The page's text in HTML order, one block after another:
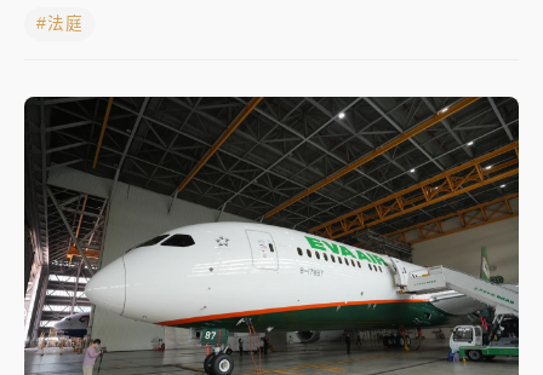
女律師陳昱瑄詐慈濟10億！黃金158kg遭查扣畫面曝光
旅局回應了
中信慈善基金會想增加董事人數！辜仲諒向法院聲請遭
駁 理由曝光
故宮《龍藏經》特展第2檔！今線上預約開賣一度塞車
周六起展出延長至晚上7時
台東農業處長涉圖利渡假村！東檢抗告成功 今重開羈
押庭
#法庭